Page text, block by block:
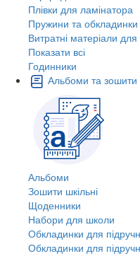
Плівки для ламінатора
Пружини та
Витратні матеріали для
Показати всі
Годинники
Альбоми та зошити
Альбоми
Зошити шкільні
Щоденники
Набори для школи
Обкладинки для
Обкладинки для